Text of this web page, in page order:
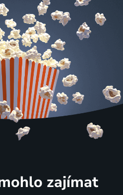
zajímat